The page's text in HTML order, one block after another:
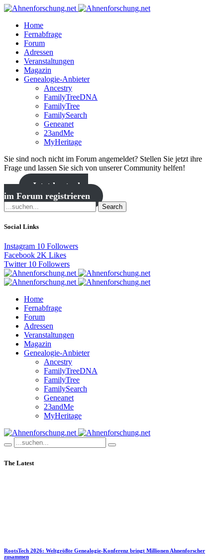
Home
Fernabfrage
Forum
Adressen
Veranstaltungen
Magazin
Genealogie-Anbieter
Ancestry
FamilyTreeDNA
FamilyTree
FamilySearch
Geneanet
23andMe
MyHeritage
Sie sind noch nicht im Forum angemeldet? Stellen Sie jetzt ihre
Frage und lassen Sie sich von unserer Community helfen!
Jetzt kostenlos
im Forum registrieren
Search
Social Links
Instagram 10 Followers
Facebook 2K Likes
Twitter 10 Followers
Home
Fernabfrage
Forum
Adressen
Veranstaltungen
Magazin
Genealogie-Anbieter
Ancestry
FamilyTreeDNA
FamilyTree
FamilySearch
Geneanet
23andMe
MyHeritage
The Latest
RootsTech 2026: Weltgrößte Genealogie-Konferenz bringt Millionen Ahnenforscher
zusammen